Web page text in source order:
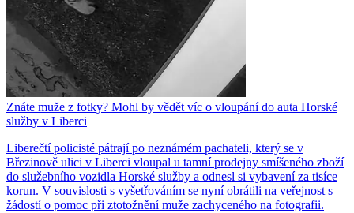
Znáte muže z fotky? Mohl by vědět víc o vloupání do auta Horské
služby v Liberci
Liberečtí policisté pátrají po neznámém pachateli, který se v
Březinově ulici v Liberci vloupal u tamní prodejny smíšeného zboží
do služebního vozidla Horské služby a odnesl si vybavení za tisíce
korun. V souvislosti s vyšetřováním se nyní obrátili na veřejnost s
žádostí o pomoc při ztotožnění muže zachyceného na fotografii.